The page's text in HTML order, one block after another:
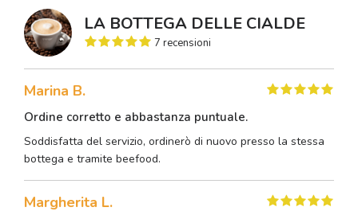
LA BOTTEGA DELLE CIALDE
7 recensioni
Marina B.
Ordine corretto e abbastanza puntuale.
Soddisfatta del servizio, ordinerò di nuovo presso la stessa
bottega e tramite beefood.
Margherita L.